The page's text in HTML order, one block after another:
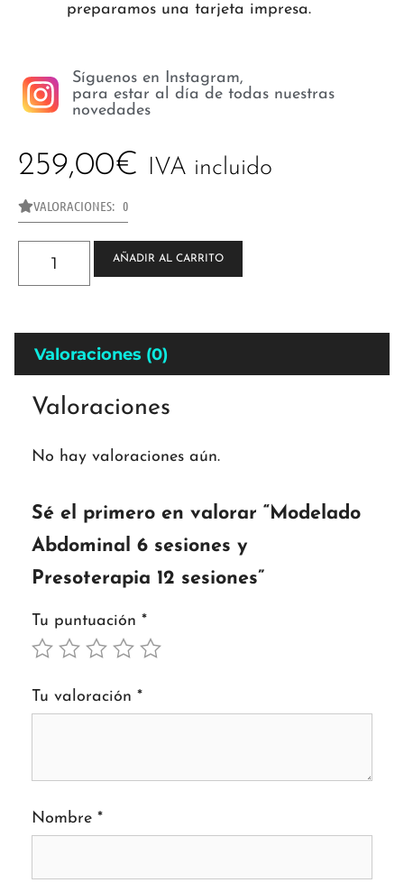
preparamos una tarjeta impresa.
Síguenos en Instagram,
para estar al día de todas nuestras
novedades
259,00€ IVA incluido
VALORACIONES: 0
AÑADIR AL CARRITO
Valoraciones (0)
Valoraciones
No hay valoraciones aún.
Sé el primero en valorar “Modelado
Abdominal 6 sesiones y
Presoterapia 12 sesiones”
Tu puntuación *
Tu valoración *
Nombre *